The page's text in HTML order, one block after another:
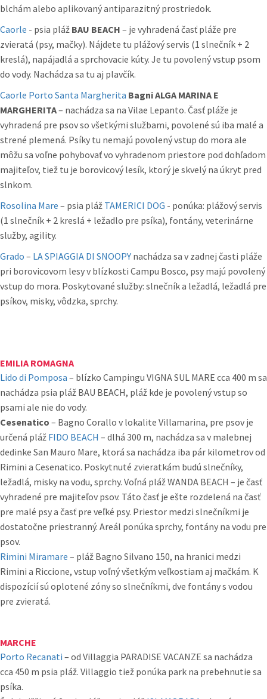
blchám alebo aplikovaný antiparazitný prostriedok.
Caorle - psia pláž BAU BEACH – je vyhradená časť pláže pre
zvieratá (psy, mačky). Nájdete tu plážový servis (1 slnečník + 2
kreslá), napájadlá a sprchovacie kúty. Je tu povolený vstup psom
do vody. Nachádza sa tu aj plavčík.
Caorle Porto Santa Margherita Bagni ALGA MARINA E
MARGHERITA– nachádza sa na Vilae Lepanto. Časť pláže je
vyhradená pre psov so všetkými službami, povolené sú iba malé a
strené plemená. Psíky tu nemajú povolený vstup do mora ale
môžu sa voľne pohybovať vo vyhradenom priestore pod dohľadom
majiteľov, tiež tu je borovicový lesík, ktorý je skvelý na úkryt pred
slnkom.
Rosolina Mare – psia pláž TAMERICI DOG - ponúka: plážový servis
(1 slnečník + 2 kreslá + ležadlo pre psíka), fontány, veterinárne
služby, agility.
Grado – LA SPIAGGIA DI SNOOPY nachádza sa v zadnej časti pláže
pri borovicovom lesy v blízkosti Campu Bosco, psy majú povolený
vstup do mora. Poskytované služby: slnečník a ležadlá, ležadlá pre
psíkov, misky, vôdzka, sprchy.
EMILIA ROMAGNA
Lido di Pomposa – blízko Campingu VIGNA SUL MARE cca 400 m sa
nachádza psia pláž BAU BEACH, pláž kde je povolený vstup so
psami ale nie do vody.
Cesenatico – Bagno Corallo v lokalite Villamarina, pre psov je
určená pláž FIDO BEACH – dlhá 300 m, nachádza sa v malebnej
dedinke San Mauro Mare, ktorá sa nachádza iba pár kilometrov od
Rimini a Cesenatico. Poskytnuté zvieratkám budú slnečníky,
ležadlá, misky na vodu, sprchy. Voľná pláž WANDA BEACH – je časť
vyhradené pre majiteľov psov. Táto časť je ešte rozdelená na časť
pre malé psy a časť pre veľké psy. Priestor medzi slnečníkmi je
dostatočne priestranný. Areál ponúka sprchy, fontány na vodu pre
psov.
Rimini Miramare – pláž Bagno Silvano 150, na hranici medzi
Rimini a Riccione, vstup voľný všetkým veľkostiam aj mačkám. K
dispozícií sú oplotené zóny so slnečníkmi, dve fontány s vodou
pre zvieratá.
MARCHE
Porto Recanati – od Villaggia PARADISE VACANZE sa nachádza
cca 450 m psia pláž. Villaggio tiež ponúka park na prebehnutie sa
psíka.